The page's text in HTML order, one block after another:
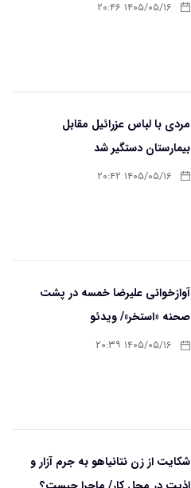
۱۴۰۵/۰۵/۱۶ ۲۰:۴۶
مردی با لباس عزرائیل مقابل
بیمارستان دستگیر شد
۱۴۰۵/۰۵/۱۶ ۲۰:۴۲
آوازخوانی علیرضا خمسه در پشت
صحنه «استخر»/ ویدئو
۱۴۰۵/۰۵/۱۶ ۲۰:۳۹
شکایت از زن نتانیاهو به جرم آزار و